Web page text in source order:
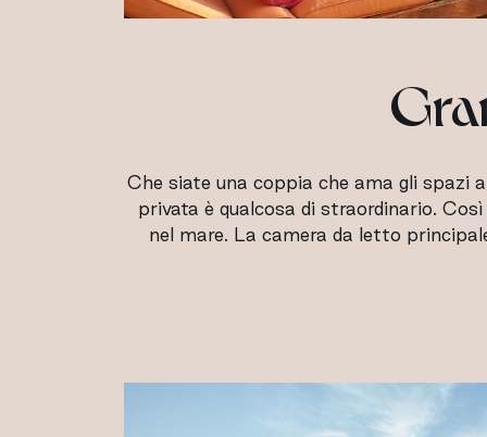
Che siate una coppia che ama gli spazi
privata è qualcosa di straordinario.
nel mare. La camera da letto